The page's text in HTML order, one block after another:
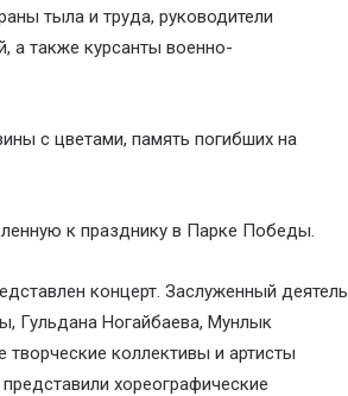
тыла и труда, руководители
а также курсанты военно-
с цветами, память погибших на
к празднику в Парке Победы.
концерт. Заслуженный деятель
Гульдана Ногайбаева, Мунлык
коллективы и артисты
хореографические